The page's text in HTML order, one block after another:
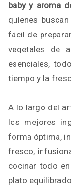
baby y aroma
quienes
fácil de
vegetales de
esenciales,
tiempo y la
A lo largo del
los mejores
forma óptima,
fresco,
cocinar todo
plato